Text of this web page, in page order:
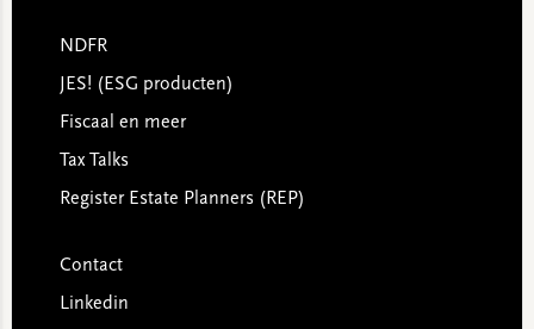
NDFR
JES! (ESG producten)
Fiscaal en meer
Tax Talks
Register Estate Planners (REP)
Contact
Linkedin